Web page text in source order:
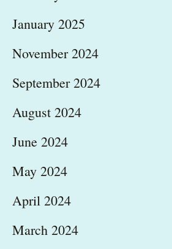
January 2025
November 2024
September 2024
August 2024
June 2024
May 2024
April 2024
March 2024